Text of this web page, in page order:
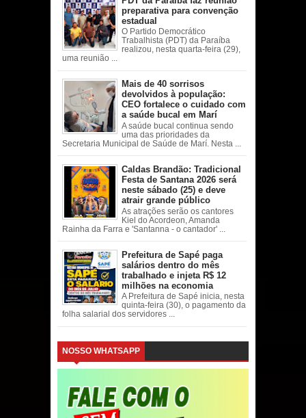
preparativa para convenção
estadual
O Partido Democrático
Trabalhista (PDT) da Paraíba
realizou, nesta quarta-feira (29),
uma reunião ...
Mais de 40 sorrisos
devolvidos à população:
CEO fortalece o cuidado com
a saúde bucal em Marí
A saúde bucal continua sendo
uma das prioridades da
Secretaria Municipal de Saúde de Marí. Nesta ...
Caldas Brandão: Tradicional
Festa de Santana 2026 será
neste sábado (25) e deve
atrair grande público
As atrações serão os cantores
Kiel do Acordeon, Amanda
Rainha da Farra e 'Santanna - o cantador' ...
Prefeitura de Sapé paga
salários dentro do mês
trabalhado e injeta R$ 12
milhões na economia
A Prefeitura de Sapé inicia, nesta
quinta-feira (30), o pagamento da
folha salarial dos servidores ...
NOSSO WHATSAPP